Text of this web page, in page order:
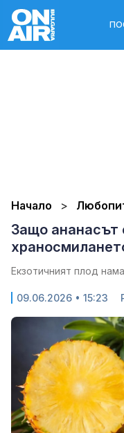
Начало
Защо ананасът
Екзотичният плод
09.06.2026 • 15:23